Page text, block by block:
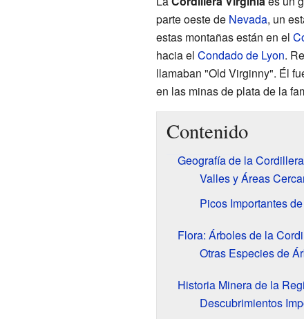
parte oeste de Nevada, un
estas montañas están en el
hacia el Condado de Lyon.
llamaban "Old Virginny". Él
en las minas de plata de la
Contenido
Geografía de la
Valles y Áreas
Picos Importantes
Flora: Árboles de la
Otras Especies de
Historia Minera de la
Descubrimientos